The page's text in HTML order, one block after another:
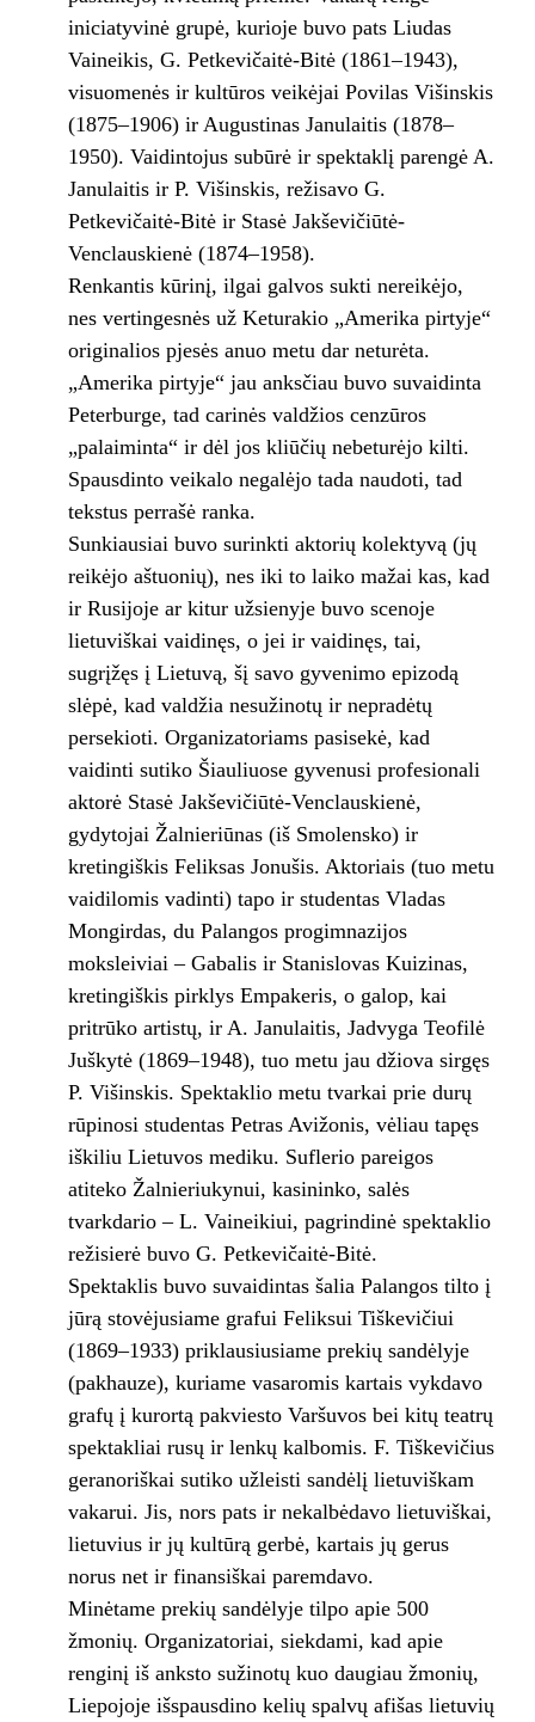
iniciatyvinė grupė, kurioje buvo pats Liudas
Vaineikis, G. Petkevičaitė-Bitė (1861–1943),
visuomenės ir kultūros veikėjai Povilas Višinskis
(1875–1906) ir Augustinas Janulaitis (1878–
1950). Vaidintojus subūrė ir spektaklį parengė A.
Janulaitis ir P. Višinskis, režisavo G.
Petkevičaitė-Bitė ir Stasė Jakševičiūtė-
Venclauskienė (1874–1958).
Renkantis kūrinį, ilgai galvos sukti nereikėjo,
nes vertingesnės už Keturakio „Amerika pirtyje“
originalios pjesės anuo metu dar neturėta.
„Amerika pirtyje“ jau anksčiau buvo suvaidinta
Peterburge, tad carinės valdžios cenzūros
„palaiminta“ ir dėl jos kliūčių nebeturėjo kilti.
Spausdinto veikalo negalėjo tada naudoti, tad
tekstus perrašė ranka.
Sunkiausiai buvo surinkti aktorių kolektyvą (jų
reikėjo aštuonių), nes iki to laiko mažai kas, kad
ir Rusijoje ar kitur užsienyje buvo scenoje
lietuviškai vaidinęs, o jei ir vaidinęs, tai,
sugrįžęs į Lietuvą, šį savo gyvenimo epizodą
slėpė, kad valdžia nesužinotų ir nepradėtų
persekioti. Organizatoriams pasisekė, kad
vaidinti sutiko Šiauliuose gyvenusi profesionali
aktorė Stasė Jakševičiūtė-Venclauskienė,
gydytojai Žalnieriūnas (iš Smolensko) ir
kretingiškis Feliksas Jonušis. Aktoriais (tuo metu
vaidilomis vadinti) tapo ir studentas Vladas
Mongirdas, du Palangos progim­nazijos
moksleiviai – Gabalis ir Stanislovas Kuizinas,
kretingiškis pirklys Empakeris, o galop, kai
pritrūko artistų, ir A. Janulaitis, Jadvyga Teofilė
Juškytė (1869–1948), tuo metu jau džiova sirgęs
P. Višinskis. Spektaklio metu tvarkai prie durų
rūpinosi studentas Petras Avižonis, vėliau tapęs
iškiliu Lietuvos mediku. Suflerio pareigos
atiteko Žalnieriukynui, kasininko, salės
tvarkdario – L. Vaineikiui, pagrindinė spektaklio
režisierė buvo G. Petkevičaitė-Bitė.
Spektaklis buvo suvaidintas šalia Palangos tilto į
jūrą stovėjusiame grafui Feliksui Tiškevičiui
(1869–1933) priklausiusiame prekių sandėlyje
(pakhauze), kuriame vasaromis kartais vykdavo
grafų į kurortą pakviesto Varšuvos bei kitų teatrų
spektakliai rusų ir lenkų kalbomis. F. Tiškevičius
geranoriškai sutiko užleisti sandėlį lietuviškam
vakarui. Jis, nors pats ir nekalbėdavo lietuviškai,
lietuvius ir jų kultūrą gerbė, kartais jų gerus
norus net ir finansiškai paremdavo.
Minėtame prekių sandėlyje tilpo apie 500
žmonių. Organizatoriai, siekdami, kad apie
renginį iš anksto sužinotų kuo daugiau žmonių,
Liepojoje išspausdino kelių spalvų afišas lietuvių